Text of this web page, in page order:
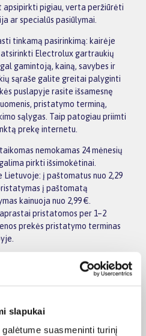
slapukai
suasmeninti turinį
apsipirkti pigiau, verta peržiūrėti
ar specialūs pasiūlymai.
tinkamą pasirinkimą: kairėje
Electrolux gartraukių
gamintoją, kainą, savybes ir
sąraše galite greitai palyginti
puslapyje rasite išsamesnę
pristatymo terminą,
sąlygas. Taip patogiau priimti
prekę internetu.
nemokamas 24 mėnesių
pirkti išsimokėtinai.
Lietuvoje: į paštomatus nuo 2,29
į paštomatą
kainuoja nuo 2,99 €.
pristatomos per 1–2
prekės pristatymo terminas
gartraukių akcija kategorijos
Jei patogiau užsakymą
prekes galėsite